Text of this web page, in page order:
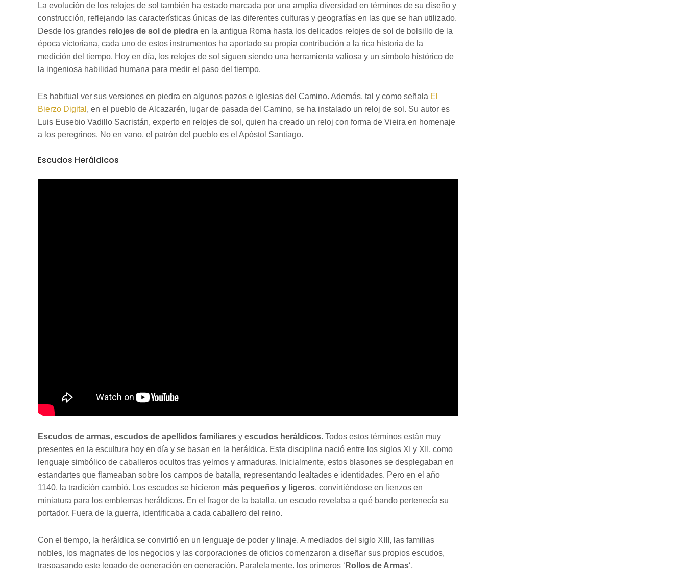
La evolución de los relojes de sol también ha estado marcada por una amplia diversidad en términos de su diseño y
construcción, reflejando las características únicas de las diferentes culturas y geografías en las que se han utilizado.
Desde los grandes relojes de sol de piedra en la antigua Roma hasta los delicados relojes de sol de bolsillo de la
época victoriana, cada uno de estos instrumentos ha aportado su propia contribución a la rica historia de la
medición del tiempo. Hoy en día, los relojes de sol siguen siendo una herramienta valiosa y un símbolo histórico de
la ingeniosa habilidad humana para medir el paso del tiempo.
Es habitual ver sus versiones en piedra en algunos pazos e iglesias del Camino. Además, tal y como señala El
Bierzo Digital , en el pueblo de Alcazarén, lugar de pasada del Camino, se ha instalado un reloj de sol. Su autor es
Luis Eusebio Vadillo Sacristán, experto en relojes de sol, quien ha creado un reloj con forma de Vieira en homenaje
a los peregrinos. No en vano, el patrón del pueblo es el Apóstol Santiago.
Escudos Heráldicos
Escudos de armas, escudos de apellidos familiares y escudos heráldicos. Todos estos términos están muy
presentes en la escultura hoy en día y se basan en la heráldica. Esta disciplina nació entre los siglos XI y XII, como
lenguaje simbólico de caballeros ocultos tras yelmos y armaduras. Inicialmente, estos blasones se desplegaban en
estandartes que flameaban sobre los campos de batalla, representando lealtades e identidades. Pero en el año
1140, la tradición cambió. Los escudos se hicieron más pequeños y ligeros, convirtiéndose en lienzos en
miniatura para los emblemas heráldicos. En el fragor de la batalla, un escudo revelaba a qué bando pertenecía su
portador. Fuera de la guerra, identificaba a cada caballero del reino.
Con el tiempo, la heráldica se convirtió en un lenguaje de poder y linaje. A mediados del siglo XIII, las familias
nobles, los magnates de los negocios y las corporaciones de oficios comenzaron a diseñar sus propios escudos,
traspasando este legado de generación en generación. Paralelamente, los primeros ‘ Rollos de Armas‘,